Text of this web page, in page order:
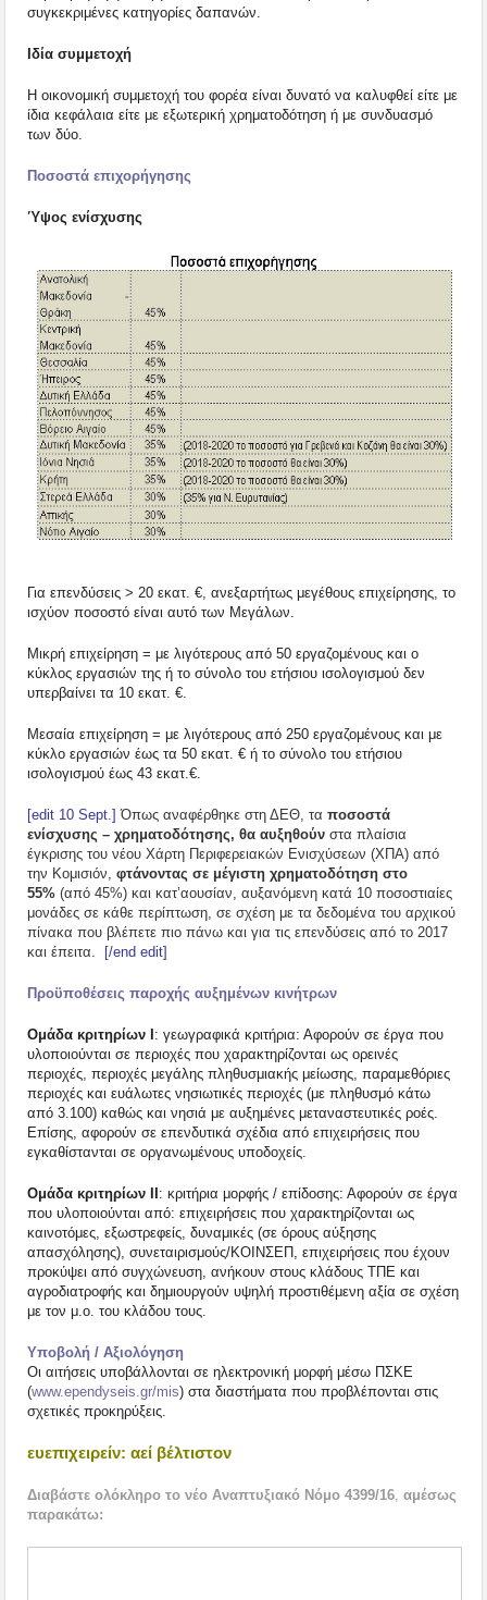
συγκεκριμένες κατηγορίες δαπανών.
Ιδία συμμετοχή
Η οικονομική συμμετοχή του φορέα είναι δυνατό να καλυφθεί είτε με
ίδια κεφάλαια είτε με εξωτερική χρηματοδότηση ή με συνδυασμό
των δύο.
Ποσοστά επιχορήγησης
Ύψος ενίσχυσης
Για επενδύσεις > 20 εκατ. €, ανεξαρτήτως μεγέθους επιχείρησης, το
ισχύον ποσοστό είναι αυτό των Μεγάλων.
Μικρή επιχείρηση = με λιγότερους από 50 εργαζομένους και ο
κύκλος εργασιών της ή το σύνολο του ετήσιου ισολογισμού δεν
υπερβαίνει τα 10 εκατ. €.
Μεσαία επιχείρηση = με λιγότερους από 250 εργαζομένους και με
κύκλο εργασιών έως τα 50 εκατ. € ή το σύνολο του ετήσιου
ισολογισμού έως 43 εκατ.€.
[edit 10 Sept.]Όπως αναφέρθηκε στη ΔΕΘ, ταποσοστά
ενίσχυσης – χρηματοδότησης, θα αυξηθούν στα πλαίσια
έγκρισης του νέου Χάρτη Περιφερειακών Ενισχύσεων (ΧΠΑ) από
την Κομισιόν,φτάνοντας σε μέγιστη χρηματοδότηση στο
55% (από 45%) και κατ’αουσίαν, αυξανόμενη κατά 10 ποσοστιαίες
μονάδες σε κάθε περίπτωση, σε σχέση με τα δεδομένα του αρχικού
πίνακα που βλέπετε πιο πάνω και για τις επενδύσεις από το 2017
και έπειτα.
[/end edit]
Προϋποθέσεις παροχής αυξημένων κινήτρων
Ομάδα κριτηρίων Ι : γεωγραφικά κριτήρια: Αφορούν σε έργα που
υλοποιούνται σε περιοχές που χαρακτηρίζονται ως ορεινές
περιοχές, περιοχές μεγάλης πληθυσμιακής μείωσης, παραμεθόριες
περιοχές και ευάλωτες νησιωτικές περιοχές (με πληθυσμό κάτω
από 3.100) καθώς και νησιά με αυξημένες μεταναστευτικές ροές.
Επίσης, αφορούν σε επενδυτικά σχέδια από επιχειρήσεις που
εγκαθίστανται σε οργανωμένους υποδοχείς.
Ομάδα κριτηρίων ΙΙ : κριτήρια μορφής / επίδοσης: Αφορούν σε έργα
που υλοποιούνται από: επιχειρήσεις που χαρακτηρίζονται ως
καινοτόμες, εξωστρεφείς, δυναμικές (σε όρους αύξησης
απασχόλησης), συνεταιρισμούς/ΚΟΙΝΣΕΠ, επιχειρήσεις που έχουν
προκύψει από συγχώνευση, ανήκουν στους κλάδους ΤΠΕ και
αγροδιατροφής και δημιουργούν υψηλή προστιθέμενη αξία σε σχέση
με τον μ.ο. του κλάδου τους.
Υποβολή / Αξιολόγηση
Οι αιτήσεις υποβάλλονται σε ηλεκτρονική μορφή μέσω ΠΣΚΕ
(www.ependyseis.gr/mis) στα διαστήματα που προβλέπονται στις
σχετικές προκηρύξεις.
ευεπιχειρείν: αεί βέλτιστον
Διαβάστε ολόκληρο το νέο Αναπτυξιακό Νόμο 4399/16,αμέσως
παρακάτω: